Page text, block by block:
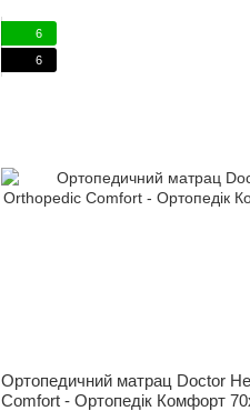
6
6
Ортопедичний матрац Doctor
Comfort - Ортопедік Комфорт